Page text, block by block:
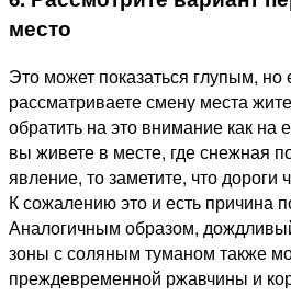
место
Это может показаться глупым,
рассматриваете смену места
обратить на это внимание как на
вы живете в месте, где снежная
явление, то заметите, что
К сожалению это и есть причина
Аналогичным образом,
зоны с соляным туманом также
преждевременной ржавчины и